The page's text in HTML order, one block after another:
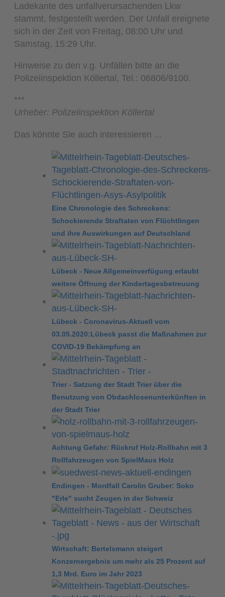
Ladekante des unfallverursachenden Lkw
stammt, festgestellt werden. Der Unfall ereignete
sich in der Zeit von Freitag, 08:00 Uhr und
Samstag, 15:29 Uhr.
Hinweise zu den v.g. Unfällen bitte an die
Polizeiinspektion Köllertal, Tel.: 06806/9100.
***
Urheber: Polizeiinspektion Köllertal
Das könnte Sie auch interessieren ...
Eine Chronologie des Schreckens:
Schockierende Straftaten von Flüchtlingen
und ihre Auswirkungen auf Deutschland
Lübeck - Neue Allgemeinverfügung erlaubt
weitere Öffnung der Kindertagesbetreuung
Lübeck - Coronavirus-Aktuell vom
03.05.2020:Lübeck passt die Maßnahmen zur
COVID-19 Bekämpfung an
Trier - Satzung der Stadt Trier über die
Benutzung von Obdachlosenunterkünften in
der Stadt Trier
Achtung Gefahr: Rückruf Holz-Rollbahn mit 3
Rollfahrzeugen von SpielMaus Holz
Endingen - Mordfall Carolin Gruber: Soko
"Erle" sucht Zeugen in der Schweiz
Wirtschaft: Bertelsmann steigert
Konzernergebnis um mehr als 25 Prozent auf
1,3 Mrd. Euro im Jahr 2023